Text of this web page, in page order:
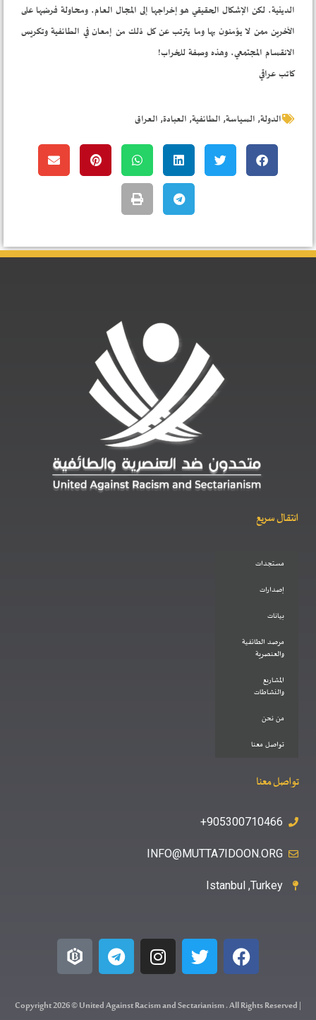
الدينية، لكن الإشكال الحقيقي هو إخراجها إلى المجال العام، ومحاولة فرضها على
الآخرين ممن لا يؤمنون بها وما يترتب عن كل ذلك من إمعان في الطائفية وتكريس
الانقسام المجتمعي، وهذه وصفة للخراب!
كاتب عراقي
الدولة, السياسة, الطائفية, العبادة, العراق
انتقال سريع
مستجدات
إصدارات
بيانات
مرصد الطائفية
والعنصرية
المشاريع
والنشاطات
من نحن
تواصل معنا
تواصل معنا
905300710466+
INFO@MUTTA7IDOON.ORG
Istanbul ,Turkey
Copyright 2026 © United Against Racism and Sectarianism . All Rights Reserved |